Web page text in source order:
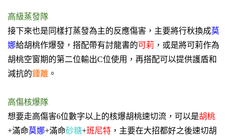
高級蒸發隊
接下來也是同樣打蒸發為主的反應傷害，主要將行秋換成莫
娜給胡桃作爆發，搭配帶有討龍書的可莉 ，或是將可莉作為
胡桃空窗期的第二位輸出C位使用，再搭配可以提供護盾和
減抗的鍾離 。
高傷核爆隊
想要走高傷害6位數字以上的核爆胡桃速切流，可以是胡桃
+滿命莫娜+滿命砂糖+班尼特 ，主要在大招都好之後速切胡